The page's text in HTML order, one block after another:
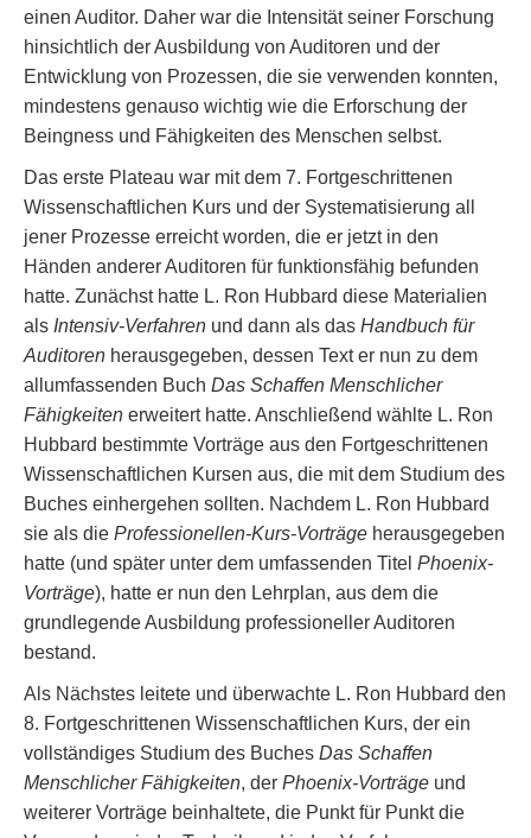
einen Auditor. Daher war die Intensität seiner Forschung
hinsichtlich der Ausbildung von Auditoren und der
Entwicklung von Prozessen, die sie verwenden konnten,
mindestens genauso wichtig wie die Erforschung der
Beingness und Fähigkeiten des Menschen selbst.
Das erste Plateau war mit dem 7. Fortgeschrittenen
Wissenschaftlichen Kurs und der Systematisierung all
jener Prozesse erreicht worden, die er jetzt in den
Händen anderer Auditoren für funktionsfähig befunden
hatte. Zunächst hatte L. Ron Hubbard diese Materialien
als Intensiv-Verfahren und dann als das Handbuch für
Auditoren herausgegeben, dessen Text er nun zu dem
allumfassenden Buch Das Schaffen Menschlicher
Fähigkeiten erweitert hatte. Anschließend wählte L. Ron
Hubbard bestimmte Vorträge aus den Fortgeschrittenen
Wissenschaftlichen Kursen aus, die mit dem Studium des
Buches einhergehen sollten. Nachdem L. Ron Hubbard
sie als die Professionellen-Kurs-Vorträge herausgegeben
hatte (und später unter dem umfassenden Titel Phoenix-
Vorträge), hatte er nun den Lehrplan, aus dem die
grundlegende Ausbildung professioneller Auditoren
bestand.
Als Nächstes leitete und überwachte L. Ron Hubbard den
8. Fortgeschrittenen Wissenschaftlichen Kurs, der ein
vollständiges Studium des Buches Das Schaffen
Menschlicher Fähigkeiten, der Phoenix-Vorträge und
weiterer Vorträge beinhaltete, die Punkt für Punkt die